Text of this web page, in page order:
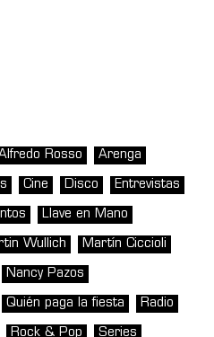
Rosso Arenga
Cine Disco Entrevistas
Llave en Mano
Wullich Martín Ciccioli
Nancy Pazos
Quién paga la fiesta Radio
Rock & Pop Series